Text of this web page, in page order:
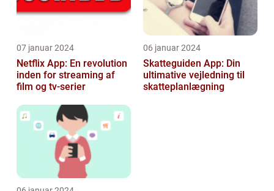
07 januar 2024
Netflix App: En revolution
inden for streaming af
film og tv-serier
06 januar 2024
Skatteguiden App: Din
ultimative vejledning til
skatteplanlægning